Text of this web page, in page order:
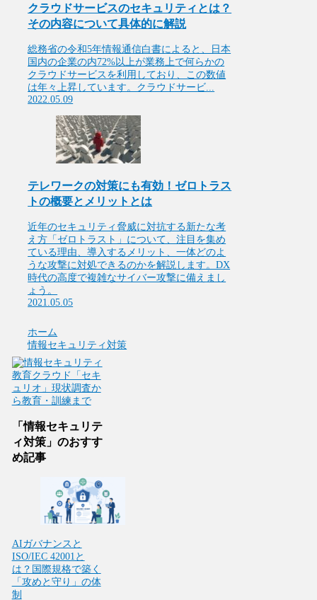
クラウドサービスのセキュリティとは？
その内容について具体的に解説
総務省の令和5年情報通信白書によると、日本
国内の企業の内72%以上が業務上で何らかの
クラウドサービスを利用しており、この数値
は年々上昇しています。クラウドサービ...
2022.05.09
テレワークの対策にも有効！ゼロトラス
トの概要とメリットとは
近年のセキュリティ脅威に対抗する新たな考
え方「ゼロトラスト」について、注目を集め
ている理由、導入するメリット、一体どのよ
うな攻撃に対処できるのかを解説します。DX
時代の高度で複雑なサイバー攻撃に備えまし
ょう。
2021.05.05
ホーム
情報セキュリティ対策
「情報セキュリテ
ィ対策」のおすす
め記事
AIガバナンスと
ISO/IEC 42001と
は？国際規格で築く
「攻めと守り」の体
制